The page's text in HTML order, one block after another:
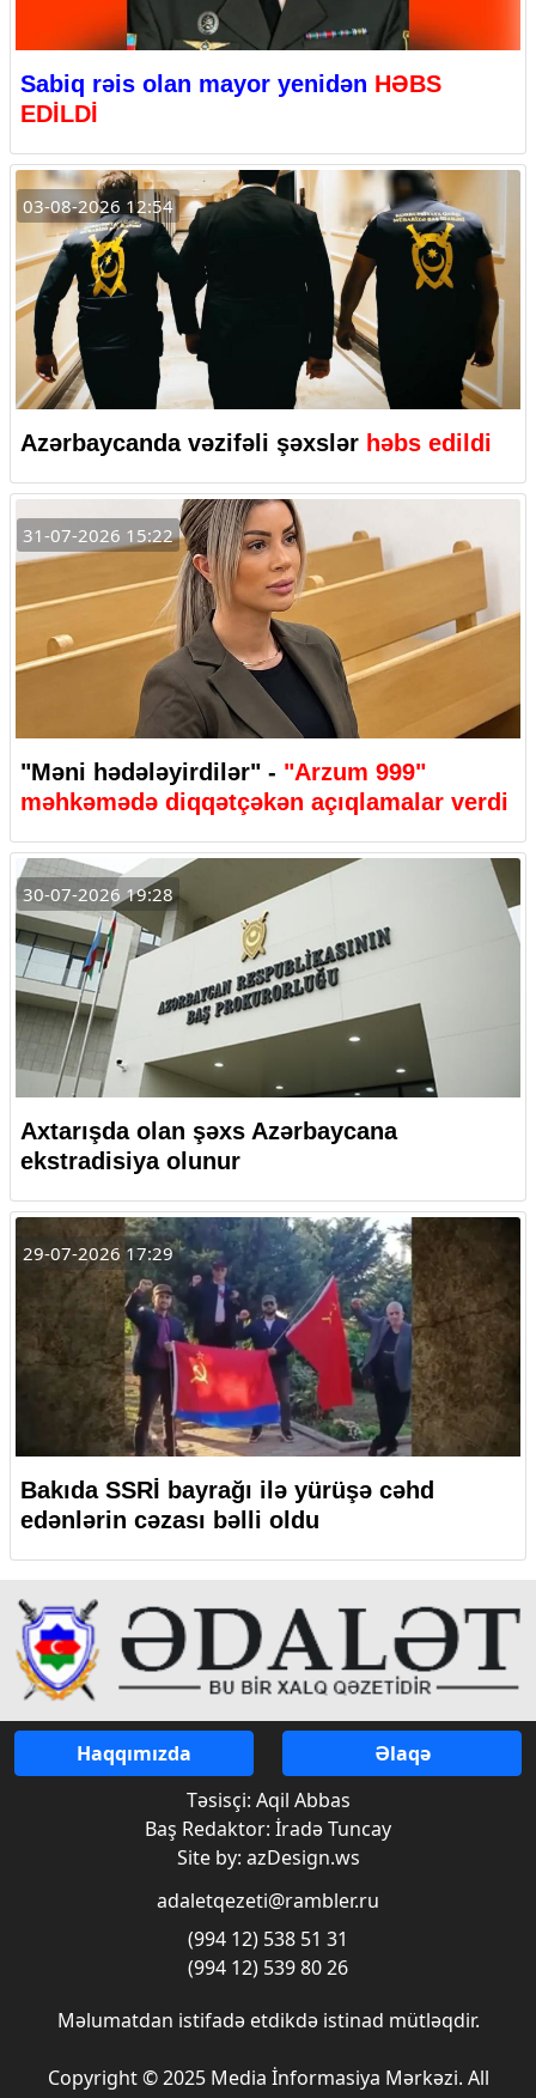
Sabiq rəis olan mayor yenidən HƏBS
EDİLDİ
03-08-2026 12:54
Azərbaycanda vəzifəli şəxslər həbs edildi
31-07-2026 15:22
"Məni hədələyirdilər" - "Arzum 999"
məhkəmədə diqqətçəkən açıqlamalar verdi
30-07-2026 19:28
Axtarışda olan şəxs Azərbaycana
ekstradisiya olunur
29-07-2026 17:29
Bakıda SSRİ bayrağı ilə yürüşə cəhd
edənlərin cəzası bəlli oldu
Haqqımızda
Əlaqə
Təsisçi: Aqil Abbas
Baş Redaktor: İradə Tuncay
Site by: azDesign.ws
adaletqezeti@rambler.ru
(994 12) 538 51 31
(994 12) 539 80 26
Məlumatdan istifadə etdikdə istinad mütləqdir.
Copyright © 2025 Media İnformasiya Mərkəzi. All